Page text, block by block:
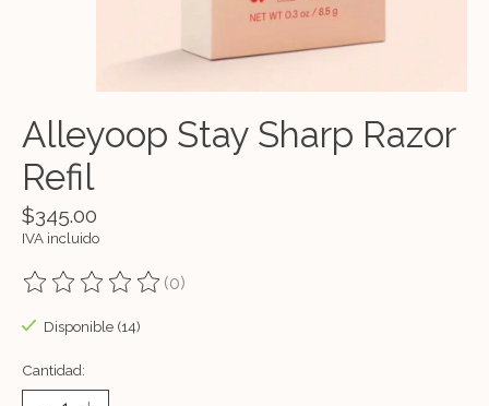
Alleyoop Stay Sharp Razor
Refil
$345.00
IVA incluido
The rating of this product is
(0)
Disponible (14)
Cantidad: